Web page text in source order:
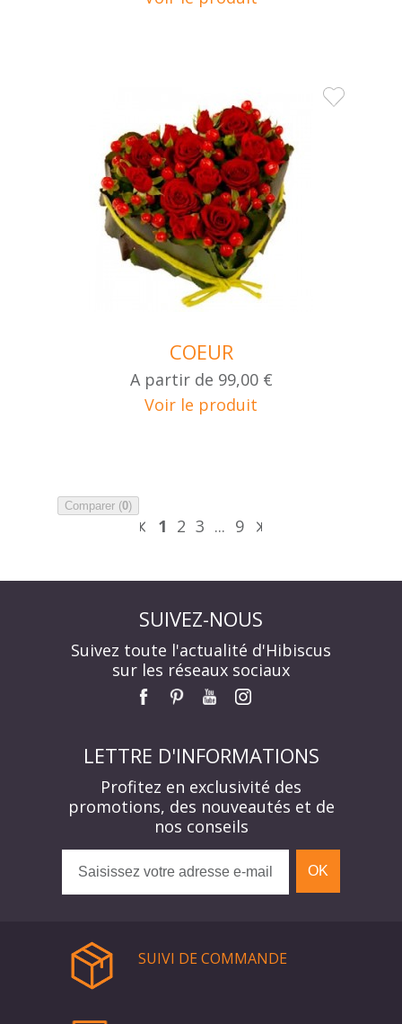
COEUR
A partir de 99,00 €
Voir le produit
Comparer (0)
1 2 3 ... 9
SUIVEZ-NOUS
Suivez toute l'actualité d'Hibiscus
sur les réseaux sociaux
LETTRE D'INFORMATIONS
Profitez en exclusivité des
promotions, des nouveautés et de
nos conseils
OK
SUIVI DE COMMANDE